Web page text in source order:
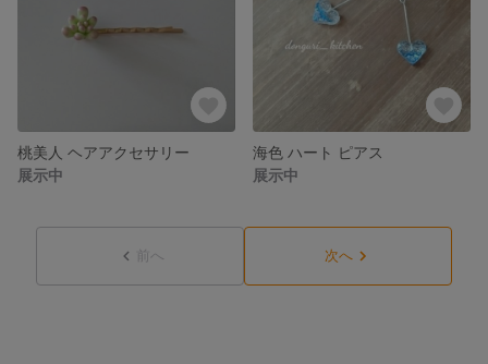
桃美人 ヘアアクセサリー
展示中
海色 ハート ピアス
展示中
前へ 次へ